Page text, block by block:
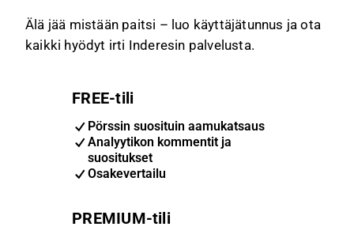
Älä jää mistään paitsi – luo käyttäjätunnus ja ota
kaikki hyödyt irti Inderesin palvelusta.
FREE-tili
Pörssin suosituin aamukatsaus
Analyytikon kommentit ja
suositukset
Osakevertailu
PREMIUM-tili